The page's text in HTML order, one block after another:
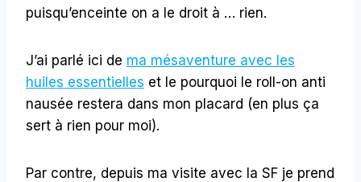
puisqu’enceinte on a le droit à … rien.
J’ai parlé ici de ma mésaventure avec les
huiles essentielles et le pourquoi le roll-on anti
nausée restera dans mon placard (en plus ça
sert à rien pour moi).
Par contre, depuis ma visite avec la SF je prend